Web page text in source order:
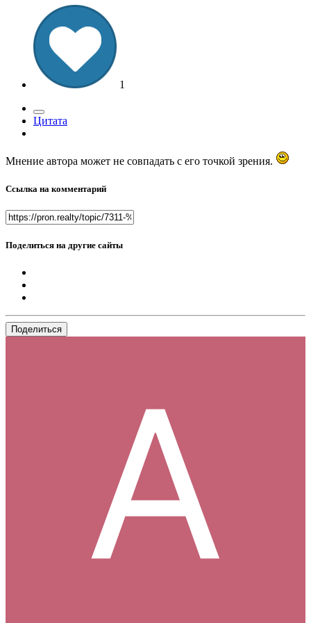
1
Цитата
Мнение автора может не совпадать с его точкой зрения.
Ссылка на комментарий
Поделиться на другие сайты
Поделиться